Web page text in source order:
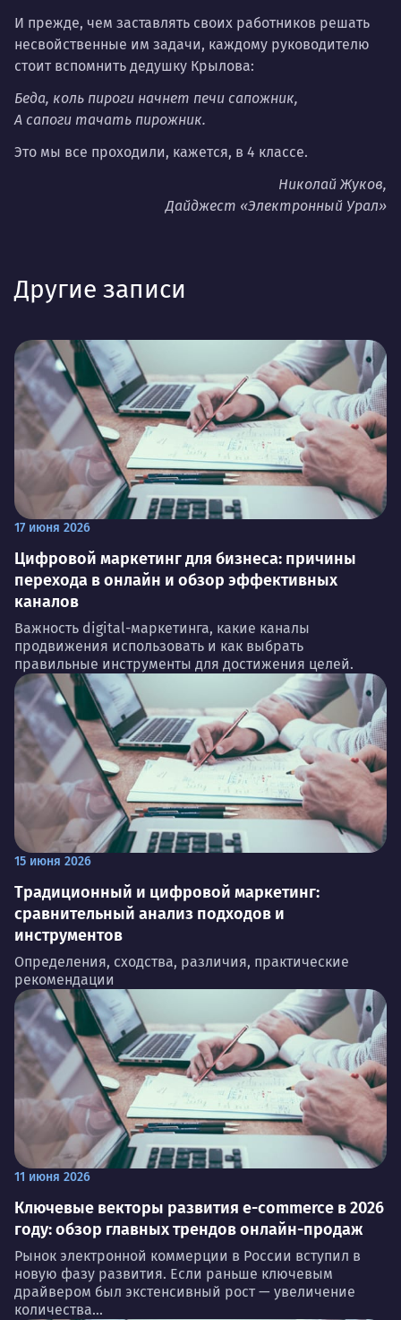
И прежде, чем заставлять своих работников решать
несвойственные им задачи, каждому руководителю
стоит вспомнить дедушку Крылова:
Беда, коль пироги начнет печи сапожник,
А сапоги тачать пирожник.
Это мы все проходили, кажется, в 4 классе.
Николай Жуков,
Дайджест «Электронный Урал»
Другие записи
17 июня 2026
Цифровой маркетинг для бизнеса: причины
перехода в онлайн и обзор эффективных
каналов
Важность digital-маркетинга, какие каналы
продвижения использовать и как выбрать
правильные инструменты для достижения целей.
15 июня 2026
Традиционный и цифровой маркетинг:
сравнительный анализ подходов и
инструментов
Определения, сходства, различия, практические
рекомендации
11 июня 2026
Ключевые векторы развития e-commerce в 2026
году: обзор главных трендов онлайн-продаж
Рынок электронной коммерции в России вступил в
новую фазу развития. Если раньше ключевым
драйвером был экстенсивный рост — увеличение
количества...